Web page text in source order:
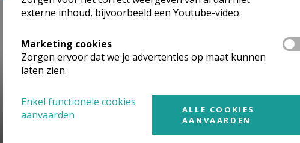
externe inhoud, bijvoorbeeld een Youtube-video.
Marketing cookies
Zorgen ervoor dat we je advertenties op maat kunnen
laten zien.
Enkel functionele cookies
aanvaarden
ALLE COOKIES
AANVAARDEN